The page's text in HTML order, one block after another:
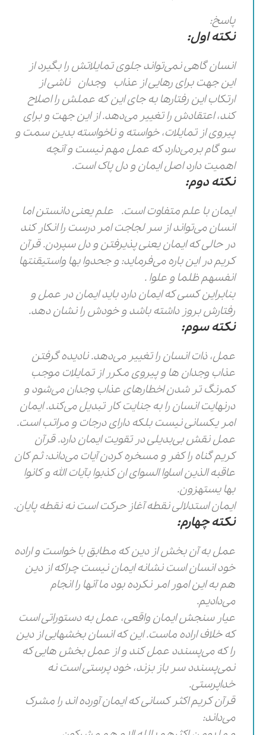
پاسخ:
نکته اول:
انسان گاهی نمی‌تواند جلوی تمایلاتش را بگیرد از
این جهت برای رهایی از عذاب وجدان ناشی از
ارتکاب این رفتارها به جای این که عملش را اصلاح
کند، اعتقادش را تغییر می‌دهد. از این جهت و برای
پیروی از تمایلات، خواسته و ناخواسته بدین سمت و
سو گام برمی‌دارد که عمل مهم نیست و آنچه
اهمیت دارد اصل ایمان و دل پاک است.
نکته دوم:
ایمان با علم متفاوت است. علم یعنی دانستن اما
انسان می‌تواند از سر لجاجت امر درست را انکار کند
در حالی که ایمان یعنی پذیرفتن و دل سپردن. قرآن
کریم در این باره می‌فرماید: و جحدوا بها واستیقنتها
انفسهم ظلما و علوا .
بنابراین کسی که ایمان دارد باید ایمان در عمل و
رفتارش بروز داشته باشد و خودش را نشان دهد.
نکته سوم:
عمل، ذات انسان را تغییر می‌دهد. نادیده گرفتن
عذاب وجدان ها و پیروی مکرر از تمایلات موجب
کمرنگ تر شدن اخطارهای عذاب وجدان می‌شود و
درنهایت انسان را به جنایت کار تبدیل می‌کند. ایمان
امر یکسانی نیست بلکه دارای درجات و مراتب است.
عمل نقش بی‌بدیلی در تقویت ایمان دارد. قرآن
کریم گناه را کفر و مسخره کردن آیات می‌داند: ثم کان
عاقبه الذین اساوا السوای ان کذبوا بآیات الله و کانوا
بها یستهزون.
ایمان استدلالی نقطه آغاز حرکت است نه نقطه پایان.
نکته چهارم:
عمل به آن بخش از دین که مطابق با خواست و اراده
خود انسان است نشانه ایمان نیست چراکه از دین
هم به این امور امر نکرده بود ما آنها را انجام
می‌دادیم.
عیار سنجش ایمان واقعی، عمل به دستوراتی است
که خلاف اراده ماست. این که انسان بخشهایی از دین
را که می‌پسندد عمل کند و از عمل بخش هایی که
نمی‌پسندد سر باز بزند، خود پرستی است نه
خداپرستی.
قرآن کریم اکثر کسانی که ایمان آورده اند را مشرک
می‌داند: